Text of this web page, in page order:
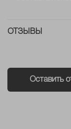
ОТЗЫВЫ
Оставить